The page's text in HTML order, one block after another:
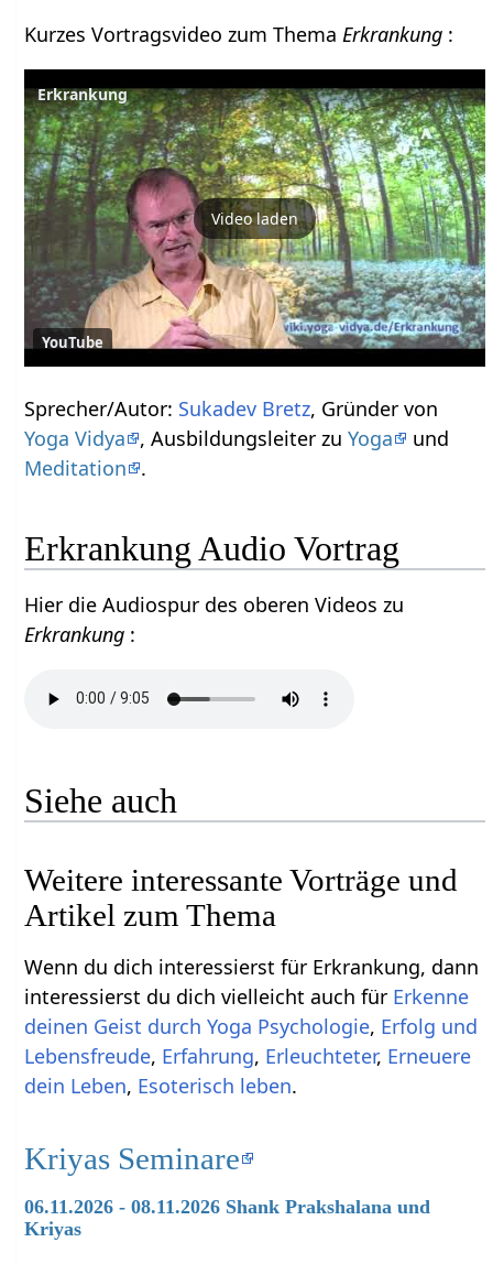
Kurzes Vortragsvideo zum ThemaErkrankung :
Erkrankung
Video laden
YouTube
Sprecher/Autor: Sukadev Bretz, Gründer von
Yoga Vidya
, Ausbildungsleiter zuYoga
und
Meditation
.
Erkrankung Audio Vortrag
Hier die Audiospur des oberen Videos zu
Erkrankung :
Siehe auch
Weitere interessante Vorträge und
Artikel zum Thema
Wenn du dich interessierst für Erkrankung, dann
interessierst du dich vielleicht auch für Erkenne
deinen Geist durch Yoga Psychologie, Erfolg und
Lebensfreude, Erfahrung, Erleuchteter, Erneuere
dein Leben, Esoterisch leben.
Kriyas Seminare
06.11.2026 - 08.11.2026 Shank Prakshalana und
Kriyas